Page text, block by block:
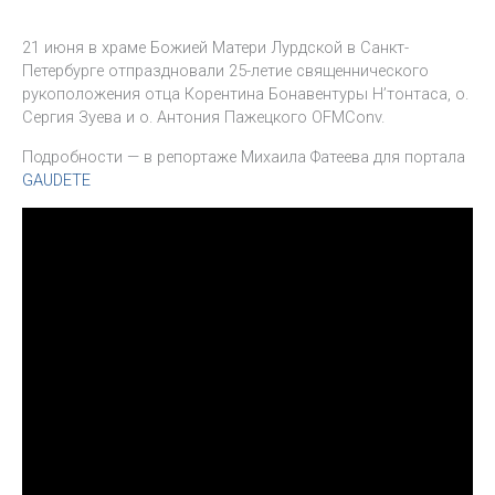
21 июня в храме Божией Матери Лурдской в Санкт-
Петербурге отпраздновали 25-летие священнического
рукоположения отца Корентина Бонавентуры Н’тонтаса, о.
Сергия Зуева и о. Антония Пажецкого OFMConv.
Подробности — в репортаже Михаила Фатеева для портала
GAUDETE